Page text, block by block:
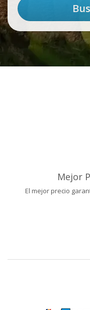
Mejor
El mejor precio